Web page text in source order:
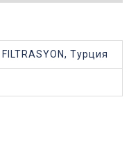
FILTRASYON, Турция